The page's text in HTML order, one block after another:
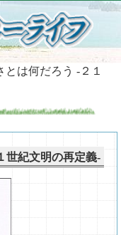
は何だろう -２１
世紀文明の再定義-